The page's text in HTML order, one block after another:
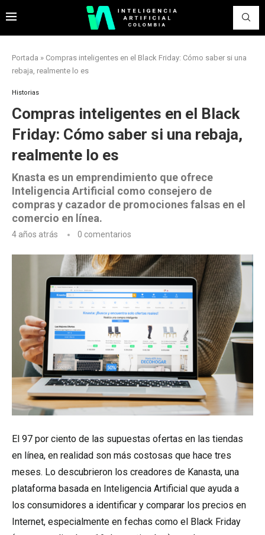
Portada » Compras inteligentes en el Black Friday: Cómo saber si una
rebaja, realmente lo es
Historias
Compras inteligentes en el Black
Friday: Cómo saber si una rebaja,
realmente lo es
Knasta es un emprendimiento que ofrece
Inteligencia Artificial como consejero de
compras y cazador de promociones falsas en el
comercio en línea.
4 años atrás 0 comentarios
El 97 por ciento de las supuestas ofertas en las tiendas
en línea, en realidad son más costosas que hace tres
meses. Lo descubrieron los creadores de Kanasta, una
plataforma basada en Inteligencia Artificial que ayuda a
los consumidores a identificar y comparar los precios en
Internet, especialmente en fechas como el Black Friday